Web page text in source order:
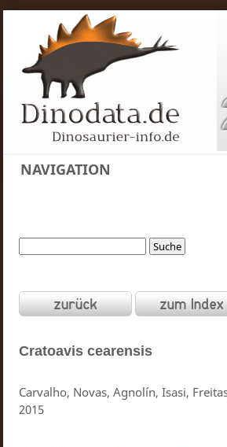
NAVIGATION
Cratoavis cearensis
Carvalho, Novas, Agnolín, Isasi,
2015